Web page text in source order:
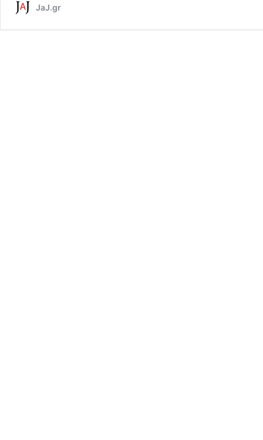
JaJ.gr